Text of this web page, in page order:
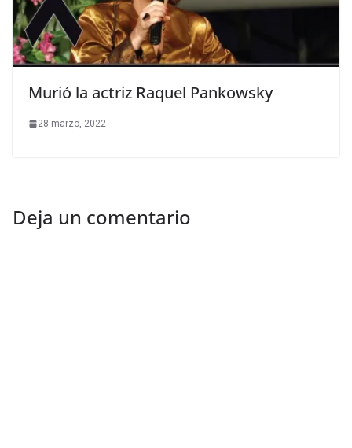
Murió la actriz Raquel Pankowsky
28 marzo, 2022
Deja un comentario